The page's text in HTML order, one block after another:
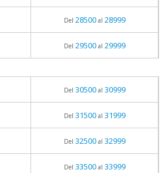
Del 28500al 28999
Del 29500al 29999
Del 30500al 30999
Del 31500al 31999
Del 32500al 32999
Del 33500al 33999